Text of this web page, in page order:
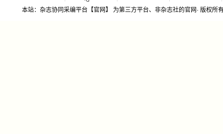
本站：杂志协同采编平台【官网】 为第三方平台、非杂志社的官网· 版权